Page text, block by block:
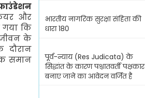
और
कि
जीवन के
समान
भारतीय नागरिक सुरक्षा संहिता की
धारा 180
पूर्व-न्याय (Res Judicata) के
सिद्धांत के कारण पश्चातवर्ती पक्षकार
बनाए जाने का आवेदन वर्जित है